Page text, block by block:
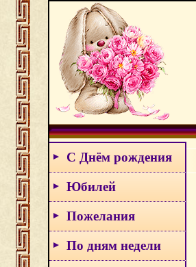
С Днём рождения
Юбилей
Пожелания
По дням недели